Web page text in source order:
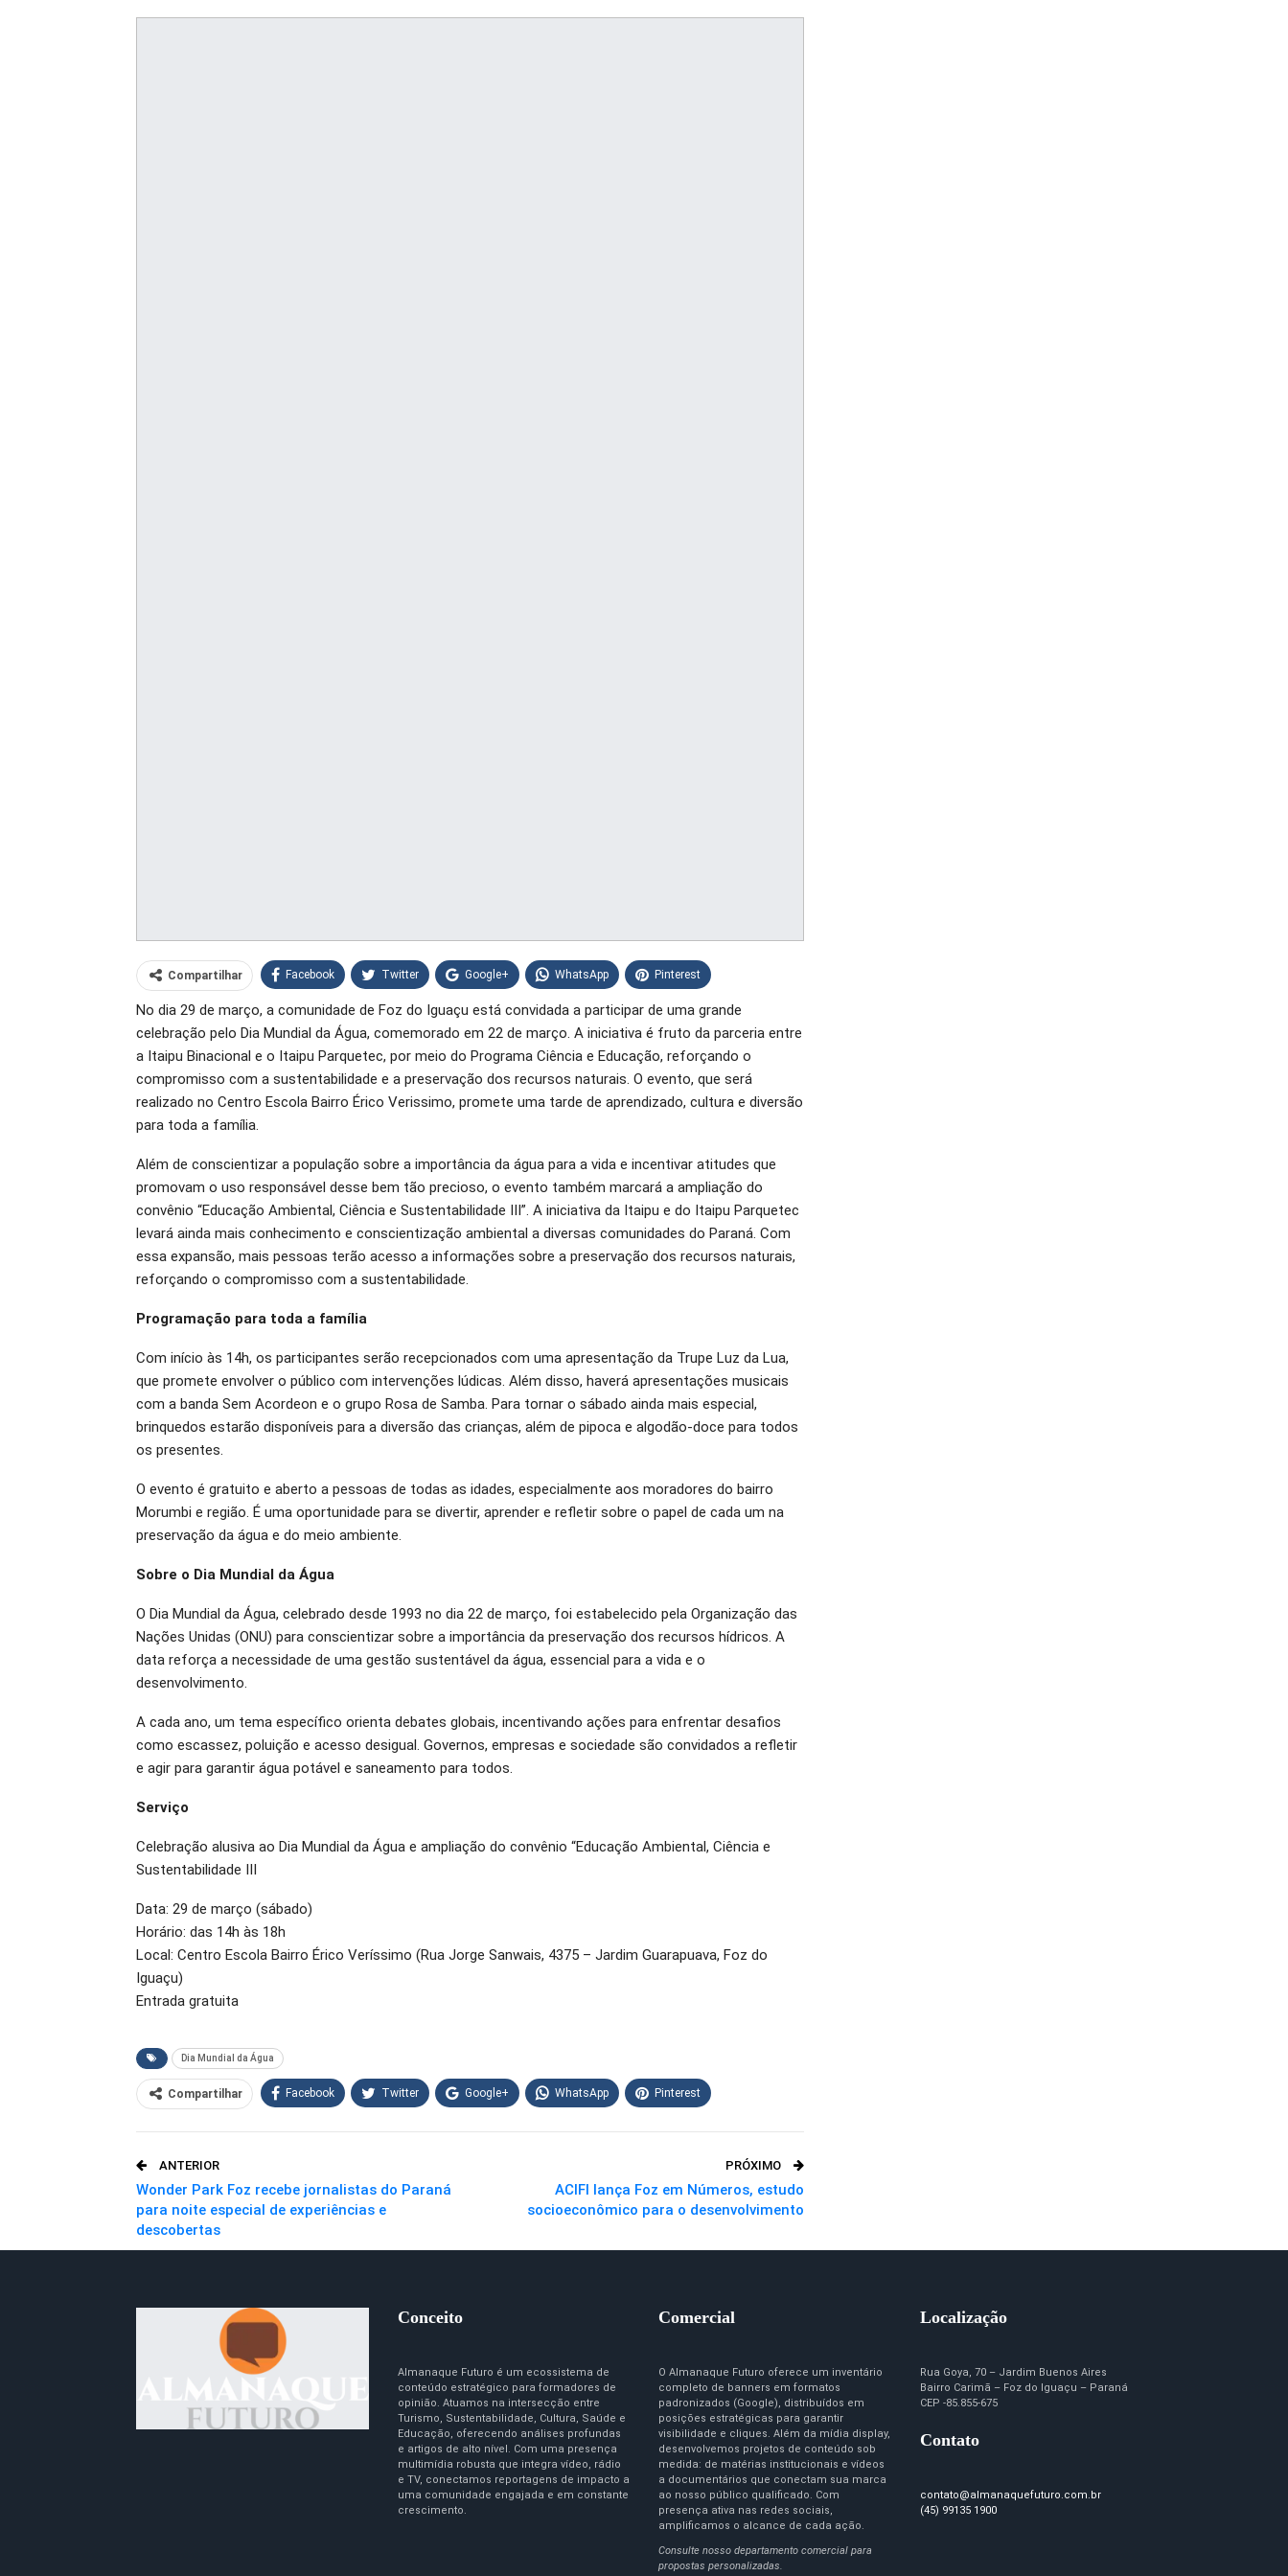
Compartilhar Facebook Twitter Google+ WhatsApp Pinterest
O email
No dia 29 de março, a comunidade de Foz do Iguaçu está convidada a participar de uma grande
celebração pelo Dia Mundial da Água, comemorado em 22 de março. A iniciativa é fruto da parceria entre
a Itaipu Binacional e o Itaipu Parquetec, por meio do Programa Ciência e Educação, reforçando o
compromisso com a sustentabilidade e a preservação dos recursos naturais. O evento, que será
realizado no Centro Escola Bairro Érico Verissimo, promete uma tarde de aprendizado, cultura e diversão
para toda a família.
Além de conscientizar a população sobre a importância da água para a vida e incentivar atitudes que
promovam o uso responsável desse bem tão precioso, o evento também marcará a ampliação do
convênio “Educação Ambiental, Ciência e Sustentabilidade III”. A iniciativa da Itaipu e do Itaipu Parquetec
levará ainda mais conhecimento e conscientização ambiental a diversas comunidades do Paraná. Com
essa expansão, mais pessoas terão acesso a informações sobre a preservação dos recursos naturais,
reforçando o compromisso com a sustentabilidade.
Programação para toda a família
Com início às 14h, os participantes serão recepcionados com uma apresentação da Trupe Luz da Lua,
que promete envolver o público com intervenções lúdicas. Além disso, haverá apresentações musicais
com a banda Sem Acordeon e o grupo Rosa de Samba. Para tornar o sábado ainda mais especial,
brinquedos estarão disponíveis para a diversão das crianças, além de pipoca e algodão-doce para todos
os presentes.
O evento é gratuito e aberto a pessoas de todas as idades, especialmente aos moradores do bairro
Morumbi e região. É uma oportunidade para se divertir, aprender e refletir sobre o papel de cada um na
preservação da água e do meio ambiente.
Sobre o Dia Mundial da Água
O Dia Mundial da Água, celebrado desde 1993 no dia 22 de março, foi estabelecido pela Organização das
Nações Unidas (ONU) para conscientizar sobre a importância da preservação dos recursos hídricos. A
data reforça a necessidade de uma gestão sustentável da água, essencial para a vida e o
desenvolvimento.
A cada ano, um tema específico orienta debates globais, incentivando ações para enfrentar desafios
como escassez, poluição e acesso desigual. Governos, empresas e sociedade são convidados a refletir
e agir para garantir água potável e saneamento para todos.
Serviço
Celebração alusiva ao Dia Mundial da Água e ampliação do convênio “Educação Ambiental, Ciência e
Sustentabilidade III
Data: 29 de março (sábado)
Horário: das 14h às 18h
Local: Centro Escola Bairro Érico Veríssimo (Rua Jorge Sanwais, 4375 – Jardim Guarapuava, Foz do
Iguaçu)
Entrada gratuita
Dia Mundial da Água
Compartilhar Facebook Twitter Google+ WhatsApp Pinterest
ANTERIOR
Wonder Park Foz recebe jornalistas do Paraná
para noite especial de experiências e
descobertas
PRÓXIMO
ACIFI lança Foz em Números, estudo
socioeconômico para o desenvolvimento
Conceito
Almanaque Futuro é um ecossistema de
conteúdo estratégico para formadores de
opinião. Atuamos na intersecção entre
Turismo, Sustentabilidade, Cultura, Saúde e
Educação, oferecendo análises profundas
e artigos de alto nível. Com uma presença
multimídia robusta que integra vídeo, rádio
e TV, conectamos reportagens de impacto a
uma comunidade engajada e em constante
crescimento.
Comercial
O Almanaque Futuro oferece um inventário
completo de banners em formatos
padronizados (Google), distribuídos em
posições estratégicas para garantir
visibilidade e cliques. Além da mídia display,
desenvolvemos projetos de conteúdo sob
medida: de matérias institucionais e vídeos
a documentários que conectam sua marca
ao nosso público qualificado. Com
presença ativa nas redes sociais,
amplificamos o alcance de cada ação.
Consulte nosso departamento comercial para
propostas personalizadas.
Localização
Rua Goya, 70 – Jardim Buenos Aires
Bairro Carimã – Foz do Iguaçu – Paraná
CEP -85.855-675
Contato
contato@almanaquefuturo.com.br
(45) 99135 1900